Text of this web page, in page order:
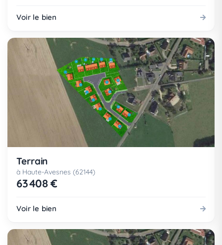
Voir le bien
Terrain
à Haute-Avesnes (62144)
63 408 €
Voir le bien